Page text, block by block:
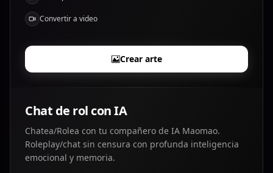
Convertir a video
Crear arte
Chat de rol con IA
Chatea/Rolea con tu compañero de IA Maomao.
Roleplay/chat sin censura con profunda inteligencia
emocional y memoria.